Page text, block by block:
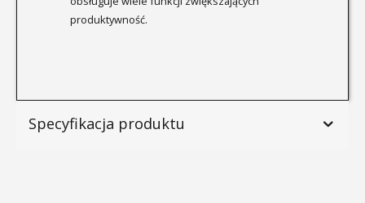
produktywność.
Specyfikacja produktu